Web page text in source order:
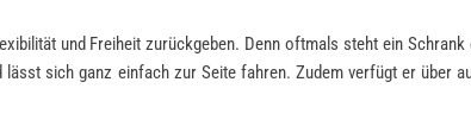
und Freiheit zurückgeben. Denn oftmals steht ein Schrank
sich ganz einfach zur Seite fahren. Zudem verfügt er über